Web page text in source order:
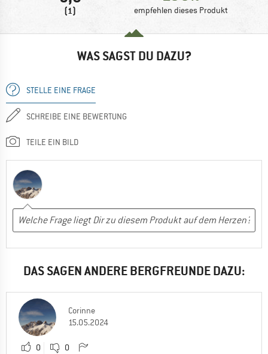
(1) empfehlen dieses Produkt
WAS SAGST DU DAZU?
STELLE EINE FRAGE
SCHREIBE EINE BEWERTUNG
TEILE EIN BILD
DAS SAGEN ANDERE BERGFREUNDE DAZU:
Corinne
15.05.2024
0 0